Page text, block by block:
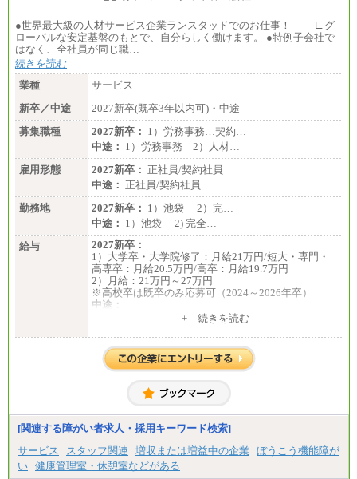
●世界最大級の人材サービス企業ランスタッドでのお仕事！ ∟グ
ローバルな安定基盤のもとで、自分らしく働けます。 ●特例子会社で
はなく、全社員が同じ職…
続きを読む
業種
サービス
新卒／中途
2027新卒(既卒3年以内可)・中途
募集職種
2027新卒： 1）労務事務…契約…
中途： 1）労務事務 2）人材…
雇用形態
2027新卒： 正社員/契約社員
中途： 正社員/契約社員
勤務地
2027新卒： 1）池袋 2）完…
中途： 1）池袋 2) 完全…
給与
2027新卒：
1）大学卒・大学院修了：月給21万円/短大・専門・
高専卒：月給20.5万円/高卒：月給19.7万円
2）月給：21万円～27万円
※高校卒は既卒のみ応募可（2024～2026年卒）
中途：
1）月給：21万円～25万円+ 続きを読む
[関連する障がい者求人・採用キーワード検索]
サービス
スタッフ関連 増収または増益中の企業
ぼうこう機能障が
い 健康管理室・休憩室などがある